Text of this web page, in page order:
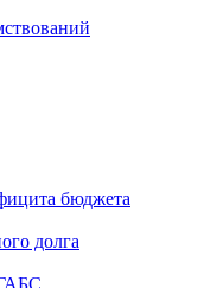
бюджета
долга